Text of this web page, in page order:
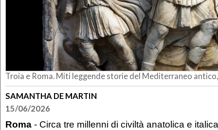
Troia e Roma. Miti leggende storie del Mediterraneo
SAMANTHA DE MARTIN
15/06/2026
Roma - Circa tre millenni di civiltà anatolica e